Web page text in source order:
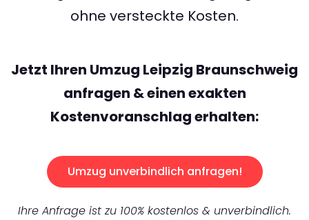
ohne versteckte Kosten.
Jetzt Ihren Umzug Leipzig Braunschweig
anfragen & einen exakten
Kostenvoranschlag erhalten:
Umzug unverbindlich anfragen!
Ihre Anfrage ist zu 100% kostenlos & unverbindlich.